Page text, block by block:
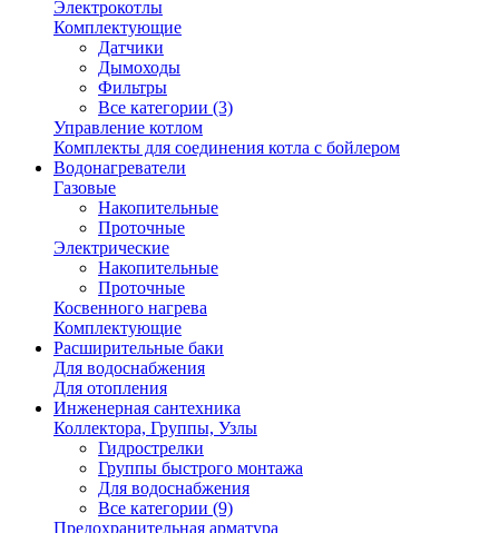
Электрокотлы
Комплектующие
Датчики
Дымоходы
Фильтры
Все категории (3)
Управление котлом
Комплекты для соединения котла с бойлером
Водонагреватели
Газовые
Накопительные
Проточные
Электрические
Накопительные
Проточные
Косвенного нагрева
Комплектующие
Расширительные баки
Для водоснабжения
Для отопления
Инженерная сантехника
Коллектора, Группы, Узлы
Гидрострелки
Группы быстрого монтажа
Для водоснабжения
Все категории (9)
Предохранительная арматура